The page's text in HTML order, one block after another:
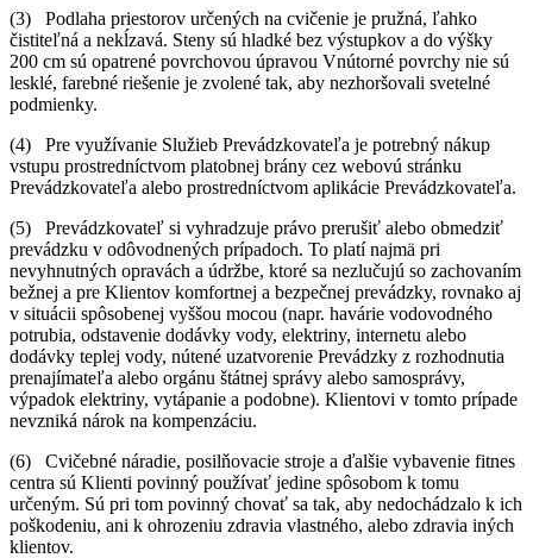
(3) Podlaha priestorov určených na cvičenie je pružná, ľahko
čistiteľná a nekĺzavá. Steny sú hladké bez výstupkov a do výšky
200 cm sú opatrené povrchovou úpravou Vnútorné povrchy nie sú
lesklé, farebné riešenie je zvolené tak, aby nezhoršovali svetelné
podmienky.
(4) Pre využívanie Služieb Prevádzkovateľa je potrebný nákup
vstupu prostredníctvom platobnej brány cez webovú stránku
Prevádzkovateľa alebo prostredníctvom aplikácie Prevádzkovateľa.
(5) Prevádzkovateľ si vyhradzuje právo prerušiť alebo obmedziť
prevádzku v odôvodnených prípadoch. To platí najmä pri
nevyhnutných opravách a údržbe, ktoré sa nezlučujú so zachovaním
bežnej a pre Klientov komfortnej a bezpečnej prevádzky, rovnako aj
v situácii spôsobenej vyššou mocou (napr. havárie vodovodného
potrubia, odstavenie dodávky vody, elektriny, internetu alebo
dodávky teplej vody, nútené uzatvorenie Prevádzky z rozhodnutia
prenajímateľa alebo orgánu štátnej správy alebo samosprávy,
výpadok elektriny, vytápanie a podobne). Klientovi v tomto prípade
nevzniká nárok na kompenzáciu.
(6) Cvičebné náradie, posilňovacie stroje a ďalšie vybavenie fitnes
centra sú Klienti povinný používať jedine spôsobom k tomu
určeným. Sú pri tom povinný chovať sa tak, aby nedochádzalo k ich
poškodeniu, ani k ohrozeniu zdravia vlastného, alebo zdravia iných
klientov.